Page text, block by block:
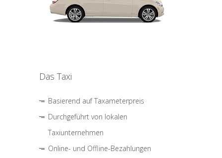
Das Taxi
Basierend auf Taxameterpreis
Durchgeführt von lokalen
Taxiunternehmen
Online- und Offline-Bezahlungen